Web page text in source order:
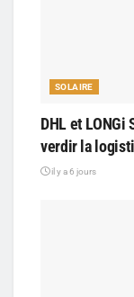
SOLAIRE
DHL et
verdir la
il y a 6 jours